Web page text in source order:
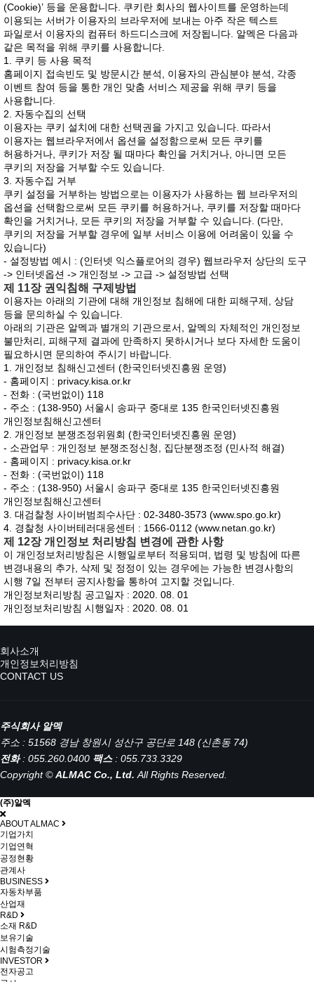
(Cookie)’ 등을 운용합니다. 쿠키란 회사의 웹사이트를 운영하는데
이용되는 서버가 이용자의 브라우저에 보내는 아주 작은 텍스트
파일로서 이용자의 컴퓨터 하드디스크에 저장됩니다. 알멕은 다음과
같은 목적을 위해 쿠키를 사용합니다.
1. 쿠키 등 사용 목적
홈페이지 접속빈도 및 방문시간 분석, 이용자의 관심분야 분석, 각종
이벤트 참여 등을 통한 개인 맞춤 서비스 제공을 위해 쿠키 등을
사용합니다.
2. 자동수집의 선택
이용자는 쿠키 설치에 대한 선택권을 가지고 있습니다. 따라서
이용자는 웹브라우저에서 옵션을 설정함으로써 모든 쿠키를
허용하거나, 쿠키가 저장 될 때마다 확인을 거치거나, 아니면 모든
쿠키의 저장을 거부할 수도 있습니다.
3. 자동수집 거부
쿠키 설정을 거부하는 방법으로는 이용자가 사용하는 웹 브라우저의
옵션을 선택함으로써 모든 쿠키를 허용하거나, 쿠키를 저장할 때마다
확인을 거치거나, 모든 쿠키의 저장을 거부할 수 있습니다. (다만,
쿠키의 저장을 거부할 경우에 일부 서비스 이용에 어려움이 있을 수
있습니다)
- 설정방법 예시 : (인터넷 익스플로어의 경우) 웹브라우저 상단의 도구
-> 인터넷옵션 -> 개인정보 -> 고급 -> 설정방법 선택
제 11장 권익침해 구제방법
이용자는 아래의 기관에 대해 개인정보 침해에 대한 피해구제, 상담
등을 문의하실 수 있습니다.
아래의 기관은 알멕과 별개의 기관으로서, 알멕의 자체적인 개인정보
불만처리, 피해구제 결과에 만족하지 못하시거나 보다 자세한 도움이
필요하시면 문의하여 주시기 바랍니다.
1. 개인정보 침해신고센터 (한국인터넷진흥원 운영)
- 홈페이지 : privacy.kisa.or.kr
- 전화 : (국번없이) 118
- 주소 : (138-950) 서울시 송파구 중대로 135 한국인터넷진흥원
개인정보침해신고센터
2. 개인정보 분쟁조정위원회 (한국인터넷진흥원 운영)
- 소관업무 : 개인정보 분쟁조정신청, 집단분쟁조정 (민사적 해결)
- 홈페이지 : privacy.kisa.or.kr
- 전화 : (국번없이) 118
- 주소 : (138-950) 서울시 송파구 중대로 135 한국인터넷진흥원
개인정보침해신고센터
3. 대검찰청 사이버범죄수사단 : 02-3480-3573 (www.spo.go.kr)
4. 경찰청 사이버테러대응센터 : 1566-0112 (www.netan.go.kr)
제 12장 개인정보 처리방침 변경에 관한 사항
이 개인정보처리방침은 시행일로부터 적용되며, 법령 및 방침에 따른
변경내용의 추가, 삭제 및 정정이 있는 경우에는 가능한 변경사항의
시행 7일 전부터 공지사항을 통하여 고지할 것입니다.
개인정보처리방침 공고일자 : 2020. 08. 01
개인정보처리방침 시행일자 : 2020. 08. 01
회사소개
개인정보처리방침
CONTACT US
주식회사 알멕
주소 : 51568 경남 창원시 성산구 공단로 148 (신촌동 74)
전화: 055.260.0400 팩스: 055.733.3329
Copyright ©ALMAC Co., Ltd. All Rights Reserved.
(주)알멕
ABOUT ALMAC
기업가치
기업연혁
공정현황
관계사
BUSINESS
자동차부품
산업재
R&D
소재 R&D
보유기술
시험측정기술
INVESTOR
전자공고